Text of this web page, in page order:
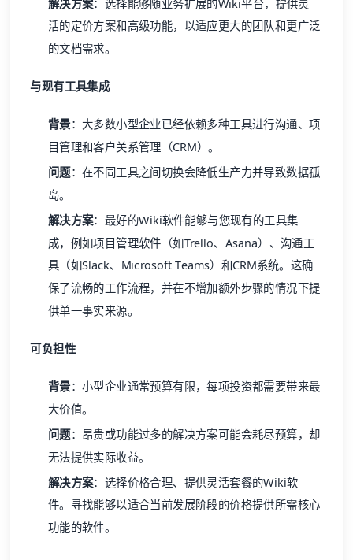
解决方案：选择能够随业务扩展的Wiki平台，提供灵
活的定价方案和高级功能，以适应更大的团队和更广泛
的文档需求。
与现有工具集成
背景：大多数小型企业已经依赖多种工具进行沟通、项
目管理和客户关系管理 （CRM）。
问题：在不同工具之间切换会降低生产力并导致数据孤
岛。
解决方案：最好的Wiki软件能够与您现有的工具集
成，例如项目管理软件（如Trello、Asana）、沟通工
具（如Slack、Microsoft Teams）和CRM系统。这确
保了流畅的工作流程，并在不增加额外步骤的情况下提
供单一事实来源。
可负担性
背景：小型企业通常预算有限，每项投资都需要带来最
大价值。
问题：昂贵或功能过多的解决方案可能会耗尽预算，却
无法提供实际收益。
解决方案：选择价格合理、提供灵活套餐的Wiki软
件。寻找能够以适合当前发展阶段的价格提供所需核心
功能的软件。